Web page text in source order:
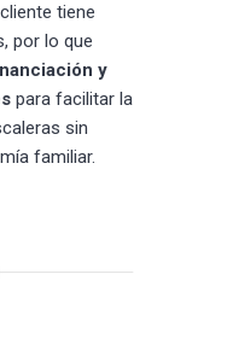
tiene
por lo que
y
para facilitar la
sin
familiar.